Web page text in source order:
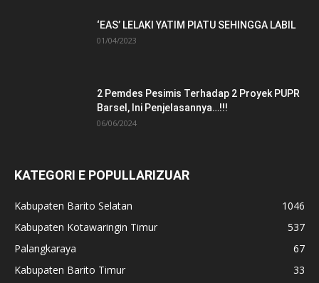
‘EAS’ LELAKI YATIM PIATU SEHINGGA LABIL
01/04/2023
2 Pemdes Pesimis Terhadap 2 Proyek PUPR
Barsel, Ini Penjelasannya…!!!
06/06/2024
KATEGORI E POPULLARIZUAR
Kabupaten Barito Selatan
1046
Kabupaten Kotawaringin Timur
537
Palangkaraya
67
Kabupaten Barito Timur
33